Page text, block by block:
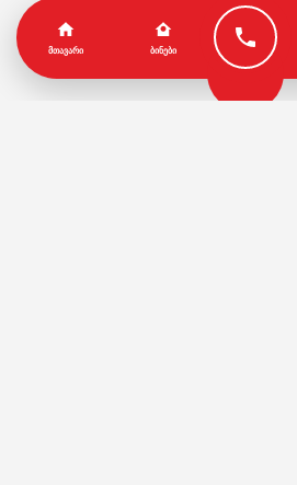
ᲛᲗᲐᲕᲐᲠᲘ ᲑᲘᲜᲔᲑᲘ